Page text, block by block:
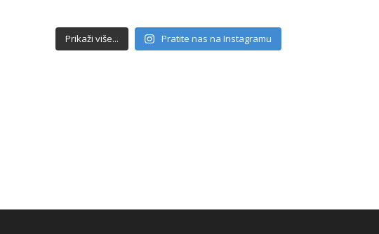
Prikaži više... Pratite nas na Instagramu